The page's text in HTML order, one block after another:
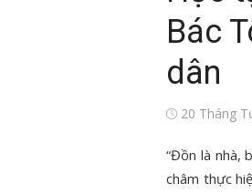
Bác
dân
Đăng20 Tháng
“Đồn là nhà,
châm thực